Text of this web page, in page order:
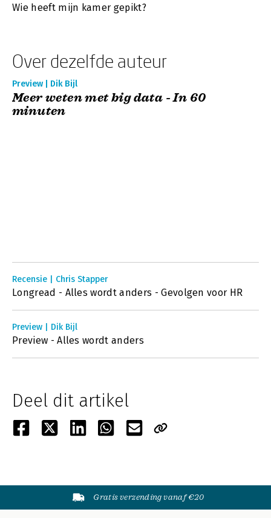
Wie heeft mijn kamer gepikt?
Over dezelfde auteur
Preview | Dik Bijl
Meer weten met big data - In 60
minuten
Recensie | Chris Stapper
Longread - Alles wordt anders - Gevolgen voor HR
Preview | Dik Bijl
Preview - Alles wordt anders
Deel dit artikel
Gratis verzending vanaf €20